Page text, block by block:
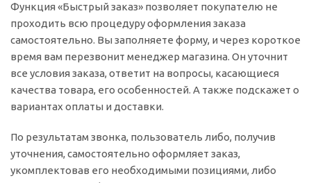
Функция «Быстрый заказ» позволяет покупателю не
проходить всю процедуру оформления заказа
самостоятельно. Вы заполняете форму, и через короткое
время вам перезвонит менеджер магазина. Он уточнит
все условия заказа, ответит на вопросы, касающиеся
качества товара, его особенностей. А также подскажет о
вариантах оплаты и доставки.
По результатам звонка, пользователь либо, получив
уточнения, самостоятельно оформляет заказ,
укомплектовав его необходимыми позициями, либо